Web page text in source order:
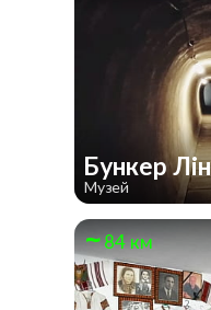
Бункер
Музей
84 км